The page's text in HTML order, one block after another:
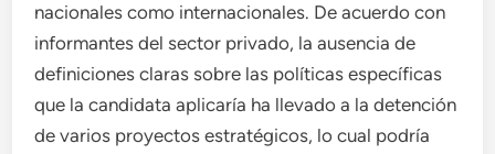
nacionales como internacionales. De acuerdo con
informantes del sector privado, la ausencia de
definiciones claras sobre las políticas específicas
que la candidata aplicaría ha llevado a la detención
de varios proyectos estratégicos, lo cual podría